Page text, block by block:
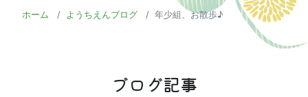
ホーム ようちえんブログ 年少組、お散歩♪
ブログ記事